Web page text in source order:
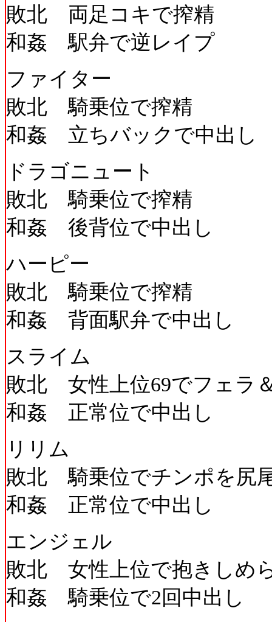
敗北 両足コキで搾精
和姦 駅弁で逆レイプ
ファイター
敗北 騎乗位で搾精
和姦 立ちバックで中出し
ドラゴニュート
敗北 騎乗位で搾精
和姦 後背位で中出し
ハーピー
敗北 騎乗位で搾精
和姦 背面駅弁で中出し
スライム
敗北 女性上位69でフェラ
和姦 正常位で中出し
リリム
敗北 騎乗位でチンポを尻
和姦 正常位で中出し
エンジェル
敗北 女性上位で抱きしめ
和姦 騎乗位で2回中出し